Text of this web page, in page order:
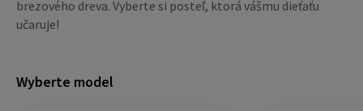
brezového dreva. Vyberte si posteľ, ktorá vášmu dieťaťu
učaruje!
Wyberte model